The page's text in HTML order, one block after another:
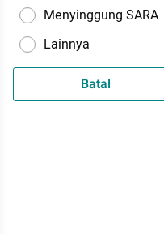
Menyinggung SARA
Lainnya
Batal